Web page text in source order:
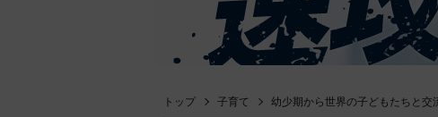
トップ 子育て 幼少期から世界の子どもたちと